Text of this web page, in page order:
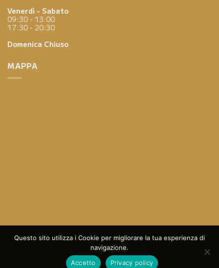
Venerdì - Sabato
09:30 - 13:00
17:30 - 20:30
Domenica Chiuso
MAPPA
© Copyright - 2023 Design ByThe Digital Box SRL
Rights Reserved - P.I.: 05013570725
Questo sito utilizza i Cookie per migliorare la tua esperienza di
navigazione.
Accetto
Privacy policy